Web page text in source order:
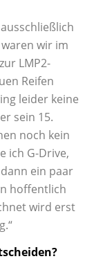
wir im
LMP2-
Reifen
leider keine
sein 15.
noch kein
ich G-Drive,
ein paar
hoffentlich
wird erst